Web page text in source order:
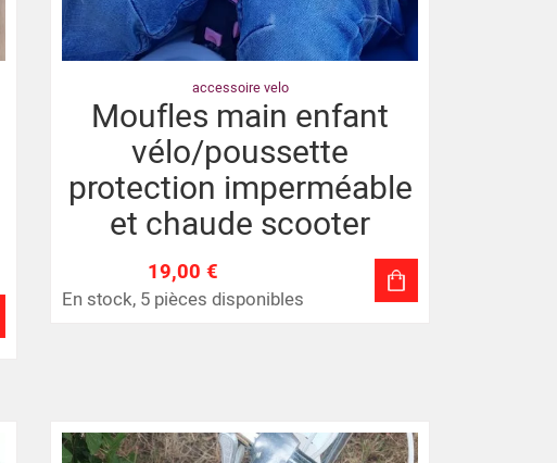
accessoire velo
Moufles main enfant
vélo/poussette
protection imperméable
et chaude scooter
19,00 €
En stock, 5 pièces disponibles